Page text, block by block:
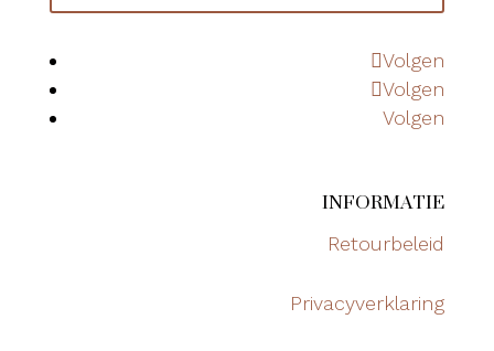
Volgen
Volgen
Volgen
INFORMATIE
Retourbeleid
Privacyverklaring